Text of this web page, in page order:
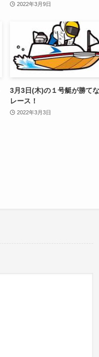
2022年3月9日
3月3日(木)の１号艇が勝て
レース！
2022年3月3日